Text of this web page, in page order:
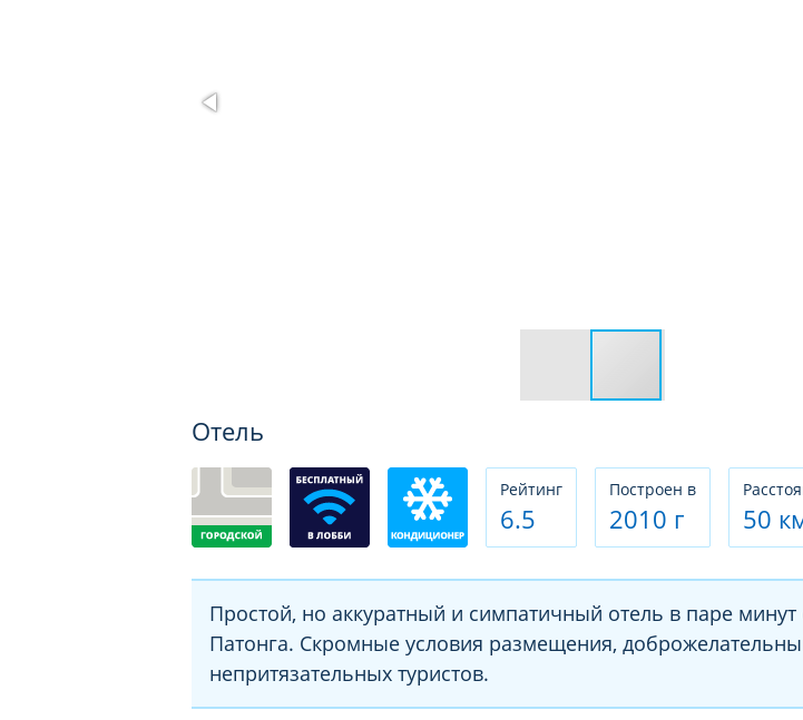
Отель
Рeйтинг
6.5
Построен в
2010 г 50
Простой, но аккуратный и симпатичный отель в паре минут
Патонга. Скромные условия размещения,
непритязательных туристов.